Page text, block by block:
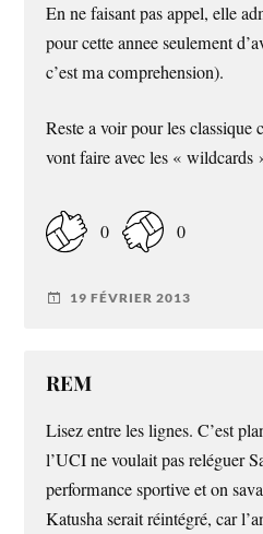
En ne faisant pas appel, elle
pour cette annee seulement
c’est ma comprehension).
Reste a voir pour les classique
vont faire avec les « wildcards
0 0
19 FÉVRIER 2013
REM
Lisez entre les lignes. C’est
l’UCI ne voulait pas reléguer
performance sportive et on
Katusha serait réintégré, car